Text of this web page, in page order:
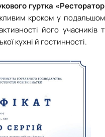
гуртка
кроком у
його учасників
кухні й гостинності.